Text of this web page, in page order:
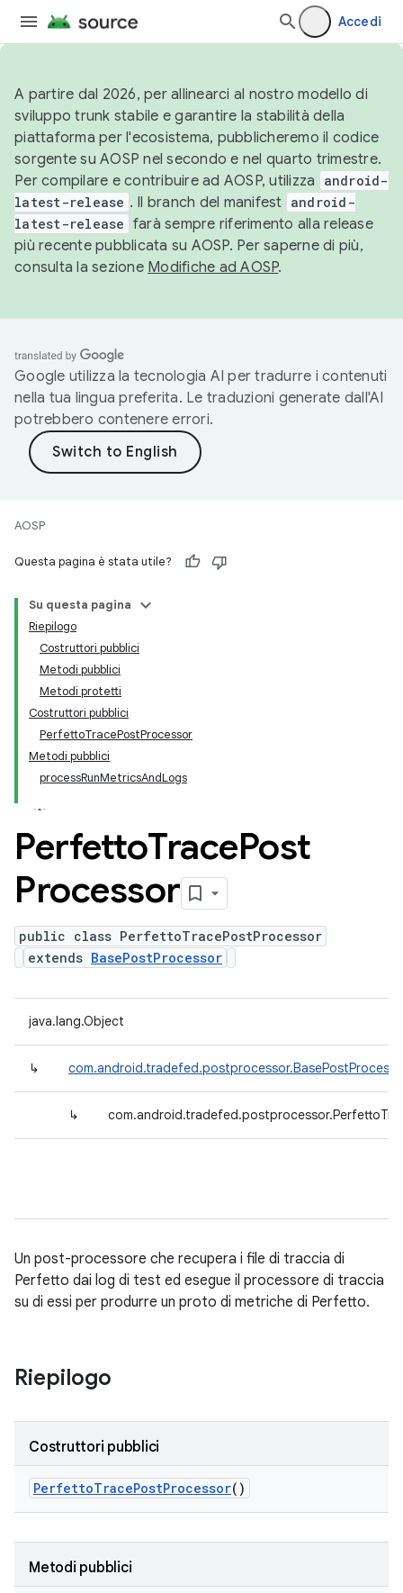
Accedi
A partire dal 2026, per allinearci al nostro modello di
sviluppo trunk stabile e garantire la stabilità della
piattaforma per l'ecosistema, pubblicheremo il codice
sorgente su AOSP nel secondo e nel quarto trimestre.
Per compilare e contribuire ad AOSP, utilizza
android-
latest-release . Il branch del manifest android-
latest-release farà sempre riferimento alla release
più recente pubblicata su AOSP. Per saperne di più,
consulta la sezione Modifiche ad AOSP.
Google utilizza la tecnologia AI per tradurre i contenuti
nella tua lingua preferita. Le traduzioni generate dall'AI
potrebbero contenere errori.
AOSP
Questa pagina è stata utile?
Su questa pagina
Riepilogo
Costruttori pubblici
Metodi pubblici
Metodi protetti
Costruttori pubblici
PerfettoTracePostProcessor
Metodi pubblici
processRunMetricsAndLogs
PerfettoTracePost
Processor
public class PerfettoTracePostProcessor
extends BasePostProcessor
java.lang.Object
↳
↳
Un post-processore che recupera i file di traccia di
Perfetto dai log di test ed esegue il processore di traccia
su di essi per produrre un proto di metriche di Perfetto.
Riepilogo
Costruttori pubblici
PerfettoTracePostProcessor()
Metodi pubblici